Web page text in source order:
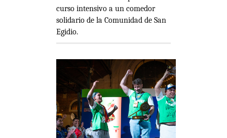
curso intensivo a un comedor
solidario de la Comunidad de San
Egidio.